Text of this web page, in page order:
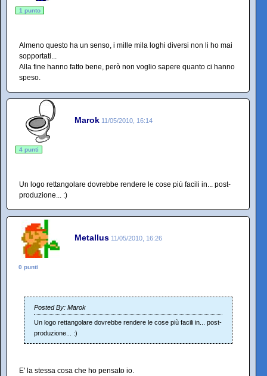
1 punto
Almeno questo ha un senso, i mille mila loghi diversi non li ho mai
sopportati...
Alla fine hanno fatto bene, però non voglio sapere quanto ci hanno
speso.
Marok 11/05/2010, 16:14
4 punti
Un logo rettangolare dovrebbe rendere le cose più facili in... post-
produzione... :)
Metallus 11/05/2010, 16:26
0 punti
Posted By: Marok
Un logo rettangolare dovrebbe rendere le cose più facili in... post-
produzione... :)
E' la stessa cosa che ho pensato io.